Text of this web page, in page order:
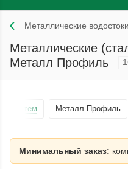
Металлические водостоки
Металлические
Металл Профиль
Металл Профиль
Минимальный заказ: